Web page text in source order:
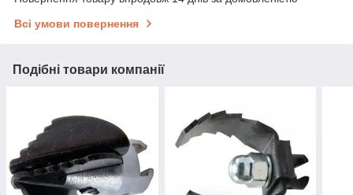
Всі умови повернення
Подібні товари компанії